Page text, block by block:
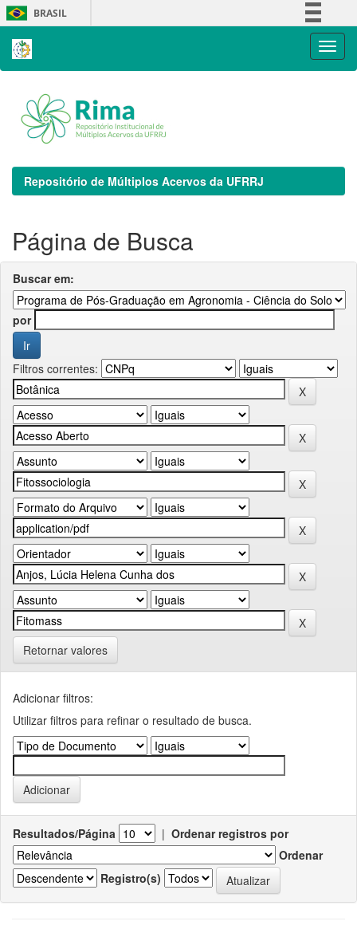
Skip
navigation
BRASIL
Repositório de Múltiplos Acervos da UFRRJ
Página de Busca
Buscar em:
por
Filtros correntes:
Retornar valores
Adicionar filtros:
Utilizar filtros para refinar o resultado de busca.
Resultados/Página | Ordenar registros por
Ordenar
Registro(s)